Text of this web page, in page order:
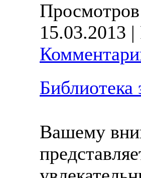
15.03.2013 |
Библиотека
Вашему